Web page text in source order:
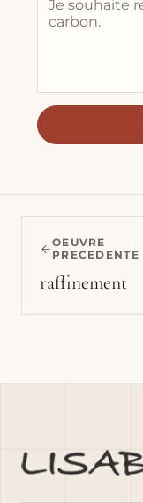
OEUVRE
PRECEDENTE
raffinement